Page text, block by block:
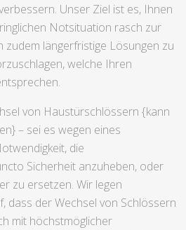
Unser Ziel ist es, Ihnen
Notsituation rasch zur
zudem längerfristige Lösungen zu
welche Ihren
von Haustürschlössern {kann
– sei es wegen eines
die
Sicherheit anzuheben, oder
zu ersetzen. Wir legen
dass der Wechsel von Schlössern
mit höchstmöglicher